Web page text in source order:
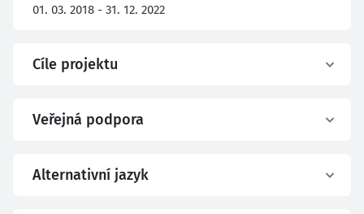
01. 03. 2018 - 31. 12. 2022
Cíle projektu
Veřejná podpora
Alternativní jazyk